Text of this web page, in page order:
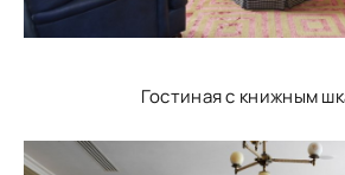
Гостиная с книжным